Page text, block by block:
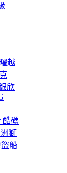
越
欣
酷碼
獅
盜船